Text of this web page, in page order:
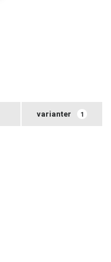
varianter 1